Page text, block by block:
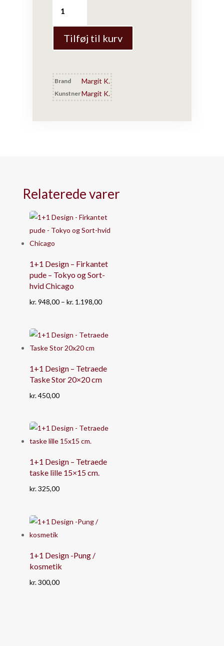
ULDTØRKLÆDE
RUNA
antal
Tilføj til kurv
Brand Margit K.
KunstnerMargit K.
Relaterede varer
1+1 Design – Firkantet
pude – Tokyo og Sort-
hvid Chicago
kr.948,00 – kr.1.198,00Prisinterval:
kr. 1.198,00
1+1 Design – Tetraede
Taske Stor 20×20 cm
kr.450,00
1+1 Design – Tetraede
taske lille 15×15 cm.
kr.325,00
1+1 Design -Pung /
kosmetik
kr.300,00